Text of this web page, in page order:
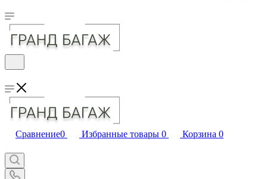
Сравнение0 Избранные товары 0 Корзина 0